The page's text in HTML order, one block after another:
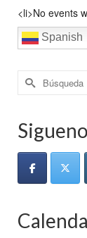
<li>No events
Spanish
Buscar
por: